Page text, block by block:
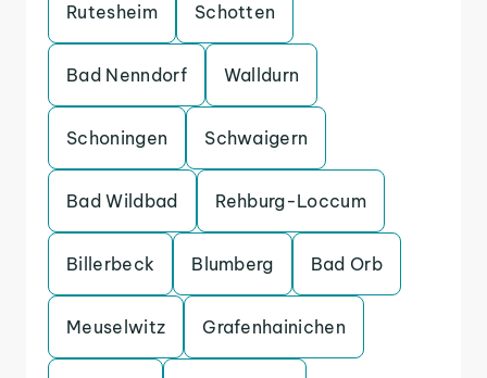
Rutesheim Schotten
Bad Nenndorf Walldurn
Schoningen Schwaigern
Bad Wildbad Rehburg-Loccum
Billerbeck Blumberg Bad Orb
Meuselwitz Grafenhainichen